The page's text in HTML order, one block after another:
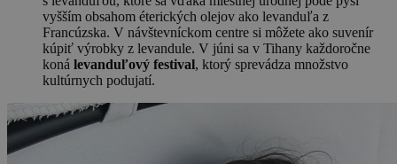
vyšším obsahom éterických olejov ako levanduľa z
Francúzska. V návštevníckom centre si môžete ako suvenír
kúpiť výrobky z levandule. V júni sa v Tihany každoročne
koná levanduľový festival, ktorý sprevádza množstvo
kultúrnych podujatí.